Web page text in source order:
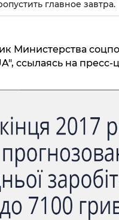
главное завтра.
Министерства
ссылаясь на пресс-